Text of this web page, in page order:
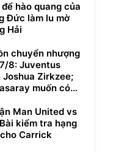
hào quang của
Đức làm lu mờ
Hải
chuyển nhượng
8: Juventus
Joshua Zirkzee;
muốn có
Man United vs
kiểm tra hạng
Carrick